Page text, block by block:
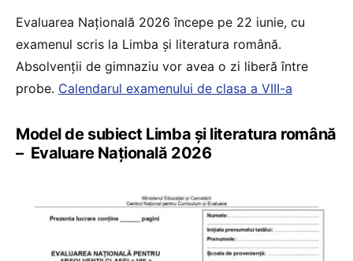
Evaluarea Națională 2026 începe pe 22 iunie, cu
examenul scris la Limba și literatura română.
Absolvenții de gimnaziu vor avea o zi liberă între
probe. Calendarul examenului de clasa a VIII-a
Model de subiect Limba și literatura română
– Evaluare Națională 2026